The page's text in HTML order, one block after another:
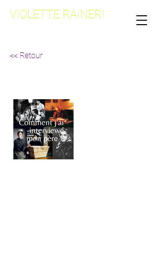
VIOLETTE RAINERI
<< Retour